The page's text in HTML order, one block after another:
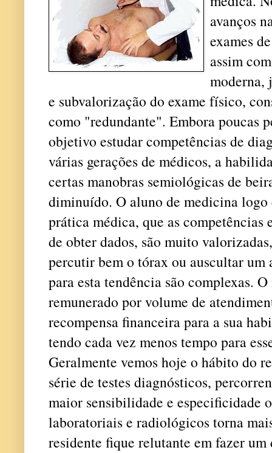
avanços
exames
assim
moderna,
e subvalorização do exame físico,
como "redundante". Embora poucas
objetivo estudar competências de
várias gerações de médicos, a
certas manobras semiológicas de
diminuído. O aluno de medicina logo
prática médica, que as
de obter dados, são muito
percutir bem o tórax ou auscultar
para esta tendência são complexas.
remunerado por volume de
recompensa financeira para a sua
tendo cada vez menos tempo para
Geralmente vemos hoje o hábito do
série de testes diagnósticos,
maior sensibilidade e especificidade
laboratoriais e radiológicos torna
residente fique relutante em fazer